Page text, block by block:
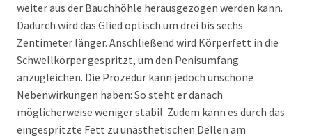
weiter aus der Bauchhöhle herausgezogen werden kann.
Dadurch wird das Glied optisch um drei bis sechs
Zentimeter länger. Anschließend wird Körperfett in die
Schwellkörper gespritzt, um den Penisumfang
anzugleichen. Die Prozedur kann jedoch unschöne
Nebenwirkungen haben: So steht er danach
möglicherweise weniger stabil. Zudem kann es durch das
eingespritzte Fett zu unästhetischen Dellen am